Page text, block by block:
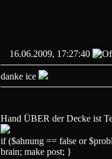
16.06.2009, 17:27:40
danke ice
Hand ÜBER der Decke ist
if ($ahnung == false or
brain; make post; }